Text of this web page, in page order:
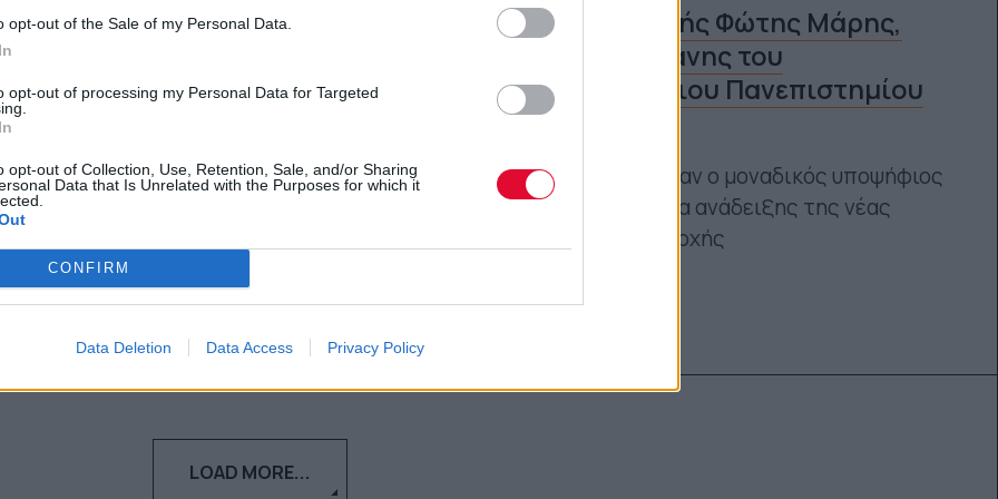
opt-out of the Sale of my Personal Data.
opt-out of processing my Personal Data for Targeted
opt-out of Collection, Use, Retention, Sale, and/or Sharing
Data that Is Unrelated with the Purposes for which it
CONFIRM
Data Deletion Data Access Privacy Policy
ΥΠΑΙΘ: Μοτοπορεία και παν-
σήμερα ενάντια στην
Στάση εργασίας από ΟΛΜΕ-ΔΟΕ για τους
Ναταλία Πετρίτη
Ο καθηγητής Φώτης Μάρης,
νέος πρύτανης του
Δημοκρίτειου Πανεπιστημίου
Θράκης
Ο κ. Μάρης ήταν ο μοναδικός υποψήφιος
στη διαδικασία ανάδειξης της νέας
πρυτανικής αρχής
LOAD MORE...